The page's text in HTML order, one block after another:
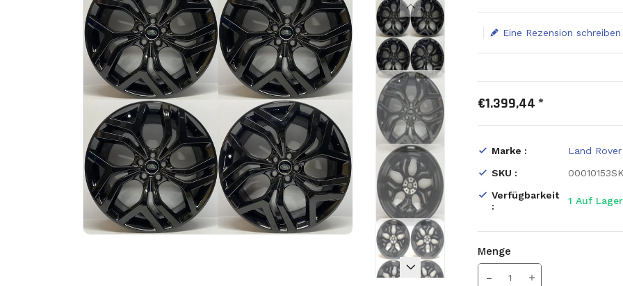
Eine Rezension schreiben
€1.399,44 *
Marke :
Land Rover
SKU :
Verfügbarkeit
:
1 Auf Lager
Menge
Translation missing: